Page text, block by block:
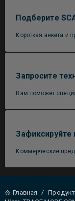
Подберите
Короткая анкета и
Запросите
Вам поможет
Зафиксируйте
Коммерческие
Главная /